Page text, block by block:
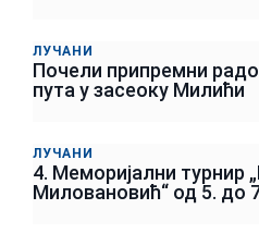
ЛУЧАНИ
Почели припремни
пута у засеоку Милићи
ЛУЧАНИ
4. Меморијални турнир
Миловановић“ од 5. до